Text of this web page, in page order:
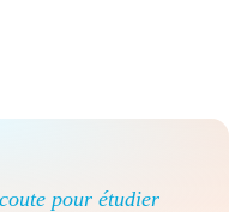
pour étudier